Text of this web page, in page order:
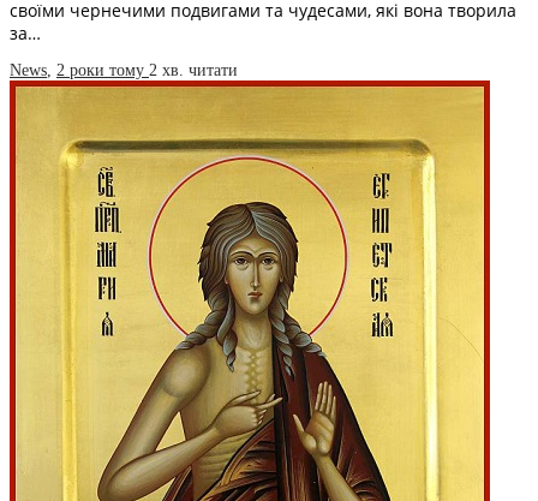
своїми чернечими подвигами та чудесами, які вона творила
за…
News 2 роки тому 2 хв. читати